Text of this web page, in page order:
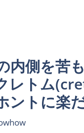
内側を苦
レトム
ントに楽